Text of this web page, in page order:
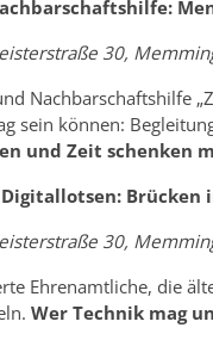
30,
Nachbarschaftshilfe
sein können:
und Zeit schenken
Digitallotsen:
30,
Ehrenamtliche, die
Wer Technik mag